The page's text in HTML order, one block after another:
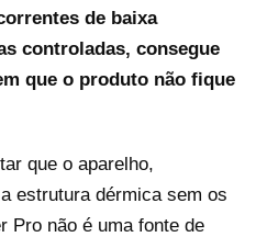
de baixa
controladas, consegue
que o produto não fique
que o aparelho,
estrutura dérmica sem os
Pro não é uma fonte de